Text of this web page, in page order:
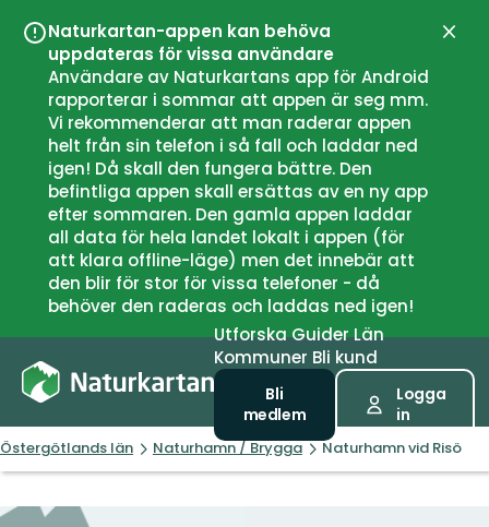
Naturkartan-appen kan behöva
uppdateras för vissa användare
Användare av Naturkartans app för Android
rapporterar i sommar att appen är seg mm.
Vi rekommenderar att man raderar appen
helt från sin telefon i så fall och laddar ned
igen! Då skall den fungera bättre. Den
befintliga appen skall ersättas av en ny app
efter sommaren. Den gamla appen laddar
all data för hela landet lokalt i appen (för
att klara offline-läge) men det innebär att
den blir för stor för vissa telefoner - då
behöver den raderas och laddas ned igen!
UtforskaGuiderLän
Kommuner Bli kund
Bli
medlem
Logga
in
Östergötlands län Naturhamn / Brygga Naturhamn vid Risö